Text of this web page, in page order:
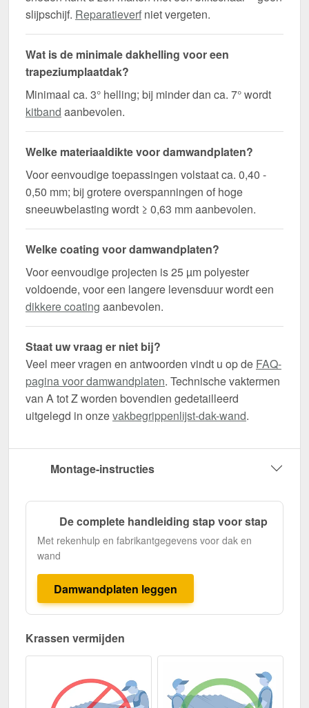
slijpschijf. Reparatieverf niet vergeten.
Wat is de minimale dakhelling voor een
trapeziumplaatdak?
Minimaal ca. 3° helling; bij minder dan ca. 7° wordt
kitband aanbevolen.
Welke materiaaldikte voor damwandplaten?
Voor eenvoudige toepassingen volstaat ca. 0,40 -
0,50 mm; bij grotere overspanningen of hoge
sneeuwbelasting wordt ≥ 0,63 mm aanbevolen.
Welke coating voor damwandplaten?
Voor eenvoudige projecten is 25 µm polyester
voldoende, voor een langere levensduur wordt een
dikkere coating aanbevolen.
Staat uw vraag er niet bij?
Veel meer vragen en antwoorden vindt u op de FAQ-
pagina voor damwandplaten. Technische vaktermen
van A tot Z worden bovendien gedetailleerd
uitgelegd in onzevakbegrippenlijst-dak-wand.
Montage-instructies
De complete handleiding stap voor stap
Met rekenhulp en fabrikantgegevens voor dak en
wand
Damwandplaten leggen
Krassen vermijden